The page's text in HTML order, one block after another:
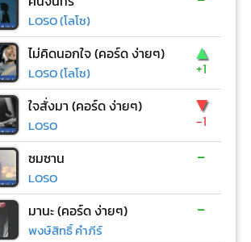
LOSO (โลโซ)
ไม่คิดนอกใจ (คอร์ด ง่ายๆ)
LOSO (โลโซ)
▲
+1
ใจสั่งมา (คอร์ด ง่ายๆ)
LOSO
▼
-1
ซมซาน
LOSO
-
มานะ (คอร์ด ง่ายๆ)
พงษ์สิทธิ์ คำภีร์
-